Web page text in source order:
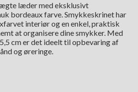
kr..
læder med eksklusivt
bordeaux farve. Smykkeskrinet har
interiør og en enkel, praktisk
at organisere dine smykker. Med
cm er det ideelt til opbevaring af
og øreringe.